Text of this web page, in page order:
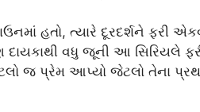
હતો, ત્યારે દૂરદર્શને ફરી
વધુ જૂની આ સિરિયલે
જ પ્રેમ આપ્યો જેટલો તેના